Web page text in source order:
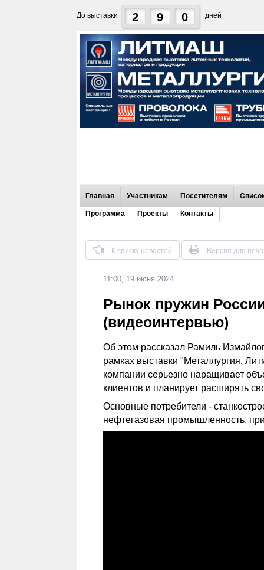
До выставки 2 9 0 дней
Главная Участникам Посетителям
Программа Проекты Контакты
К списку новостей Версия для
11:00, 19 июня 2024
Рынок пружин
(видеоинтервью)
Об этом рассказал Рамиль
рамках выставки "Металлургия.
компании серьезно наращивает
клиентов и планирует расширять
Основные потребители -
нефтегазовая промышленность,